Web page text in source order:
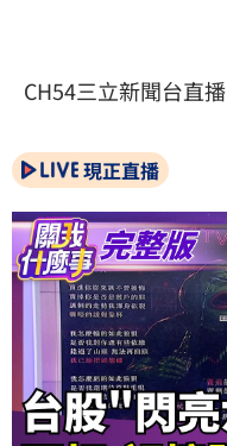
CH54三立新聞台直播
現正直播